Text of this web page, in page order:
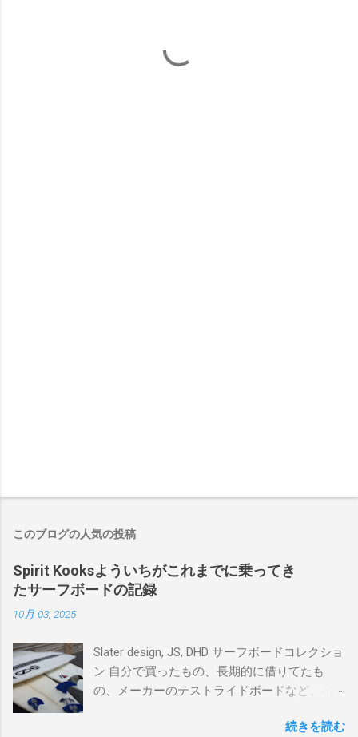
このブログの人気の投稿
Spirit Kooksよういちがこれまでに乗ってき
たサーフボードの記録
10月 03, 2025
Slater design, JS, DHD サーフボードコレクショ
ン 自分で買ったもの、長期的に借りてたも
の、メーカーのテストライドボードなど、イ
を書き残しているページです。 記録と残して
続きを読む